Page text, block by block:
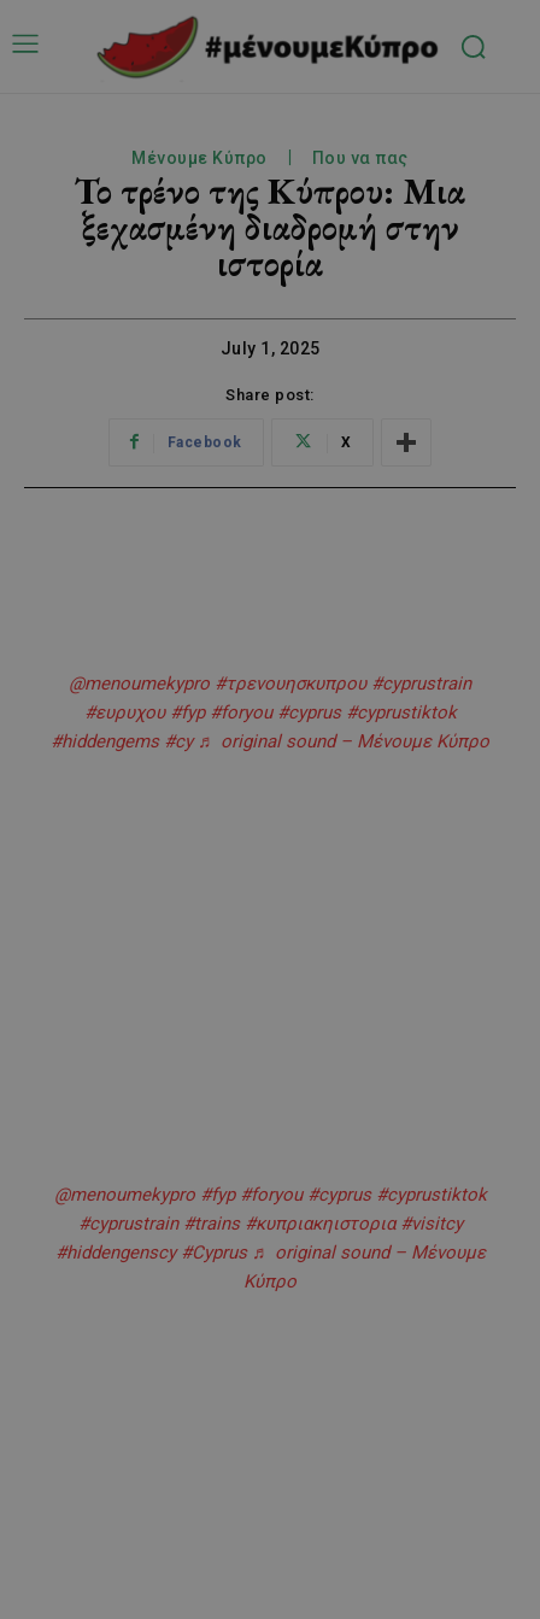
Μένουμε Κύπρο Που να πας
Το τρένο της Κύπρου: Μια
ξεχασμένη διαδρομή στην
ιστορία
July 1, 2025
Share post:
Facebook X
@menoumekypro #τρενουησκυπρου #cyprustrain
#ευρυχου #fyp #foryou #cyprus #cyprustiktok
#hiddengems #cy ♬ original sound – Μένουμε Κύπρο
@menoumekypro #fyp #foryou #cyprus #cyprustiktok
#cyprustrain #trains #κυπριακηιστορια #visitcy
#hiddengenscy #Cyprus ♬ original sound – Μένουμε
Κύπρο